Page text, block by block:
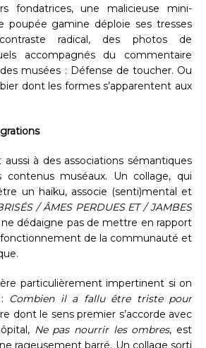
fondatrices, une malicieuse mini-
poupée gamine déploie ses tresses
radical, des photos de
accompagnés du commentaire
musées : Défense de toucher. Ou
dont les formes s’apparentent aux
à des associations sémantiques
contenus muséaux. Un collage, qui
un haïku, associe (senti)mental et
/ ÂMES PERDUES ET / JAMBES
dédaigne pas de mettre en rapport
fonctionnement de la communauté et
particulièrement impertinent si on
Combien il a fallu être triste pour
dont le sens premier s’accorde avec
Ne pas nourrir les ombres, est
rageusement barré. Un collage sorti